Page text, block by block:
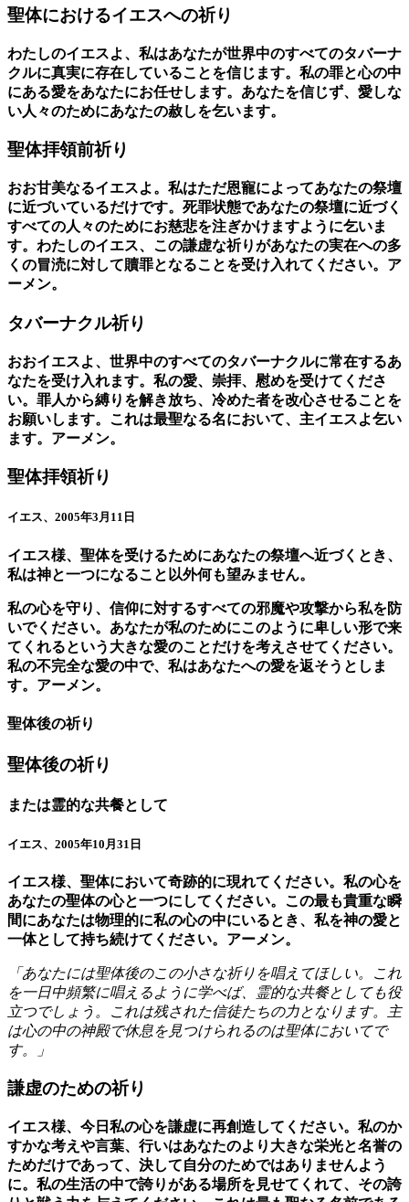
聖体におけるイエスへの祈り
わたしのイエスよ、私はあなたが世界中のすべてのタバーナ
クルに真実に存在していることを信じます。私の罪と心の中
にある愛をあなたにお任せします。あなたを信じず、愛しな
い人々のためにあなたの赦しを乞います。
聖体拝領前祈り
おお甘美なるイエスよ。私はただ恩寵によってあなたの祭壇
に近づいているだけです。死罪状態であなたの祭壇に近づく
すべての人々のためにお慈悲を注ぎかけますように乞いま
す。わたしのイエス、この謙虚な祈りがあなたの実在への多
くの冒涜に対して贖罪となることを受け入れてください。ア
ーメン。
タバーナクル祈り
おおイエスよ、世界中のすべてのタバーナクルに常在するあ
なたを受け入れます。私の愛、崇拝、慰めを受けてくださ
い。罪人から縛りを解き放ち、冷めた者を改心させることを
お願いします。これは最聖なる名において、主イエスよ乞い
ます。アーメン。
聖体拝領祈り
イエス、2005年3月11日
イエス様、聖体を受けるためにあなたの祭壇へ近づくとき、
私は神と一つになること以外何も望みません。
私の心を守り、信仰に対するすべての邪魔や攻撃から私を防
いでください。あなたが私のためにこのように卑しい形で来
てくれるという大きな愛のことだけを考えさせてください。
私の不完全な愛の中で、私はあなたへの愛を返そうとしま
す。アーメン。
聖体後の祈り
聖体後の祈り
または霊的な共餐として
イエス、2005年10月31日
イエス様、聖体において奇跡的に現れてください。私の心を
あなたの聖体の心と一つにしてください。この最も貴重な瞬
間にあなたは物理的に私の心の中にいるとき、私を神の愛と
一体として持ち続けてください。アーメン。
「あなたには聖体後のこの小さな祈りを唱えてほしい。これ
を一日中頻繁に唱えるように学べば、霊的な共餐としても役
立つでしょう。これは残された信徒たちの力となります。主
は心の中の神殿で休息を見つけられるのは聖体においてで
す。」
謙虚のための祈り
イエス様、今日私の心を謙虚に再創造してください。私のか
すかな考えや言葉、行いはあなたのより大きな栄光と名誉の
ためだけであって、決して自分のためではありませんよう
に。私の生活の中で誇りがある場所を見せてくれて、その誇